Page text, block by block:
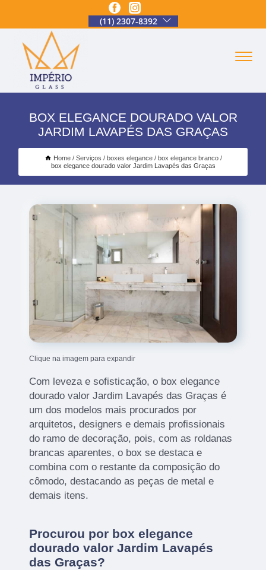
(11) 2307-8392
BOX ELEGANCE DOURADO VALOR
JARDIM LAVAPÉS DAS GRAÇAS
Home Serviços boxes elegance
box elegance branco
box elegance dourado valor Jardim Lavapés das Graças
Clique na imagem para expandir
Com leveza e sofisticação, o box elegance
dourado valor Jardim Lavapés das Graças é
um dos modelos mais procurados por
arquitetos, designers e demais profissionais
do ramo de decoração, pois, com as roldanas
brancas aparentes, o box se destaca e
combina com o restante da composição do
cômodo, destacando as peças de metal e
demais itens.
Procurou por box elegance
dourado valor Jardim Lavapés
das Graças?